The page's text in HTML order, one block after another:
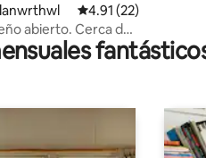
Calificación
4.91 (22)
abierto. Cerca del